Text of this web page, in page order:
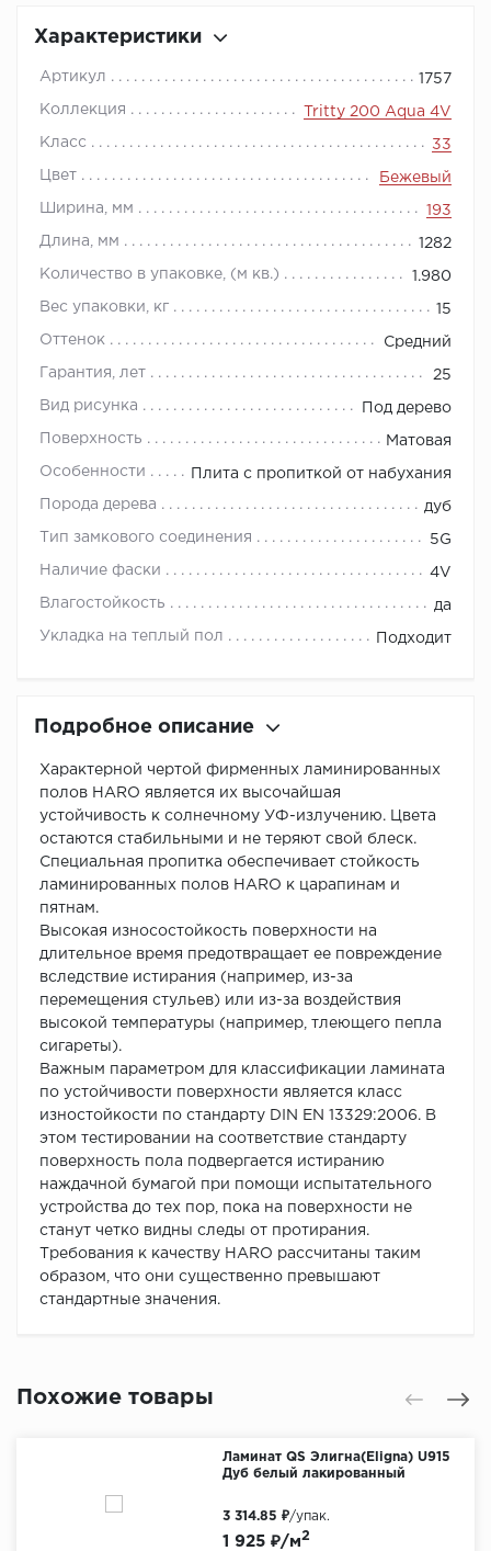
Характеристики
Артикул 1757
Коллекция Tritty 200 Aqua 4V
Класс 33
Цвет Бежевый
Ширина, мм 193
Длина, мм 1282
Количество в упаковке, (м кв.) 1.980
Вес упаковки, кг 15
Оттенок Средний
Гарантия, лет 25
Вид рисунка Под дерево
Поверхность Матовая
Особенности Плита с пропиткой от набухания
Порода дерева дуб
Тип замкового соединения 5G
Наличие фаски 4V
Влагостойкость да
Укладка на теплый пол Подходит
Подробное описание
Характерной чертой фирменных ламинированных
полов HARO является их высочайшая
устойчивость к солнечному УФ-излучению. Цвета
остаются стабильными и не теряют свой блеск.
Специальная пропитка обеспечивает стойкость
ламинированных полов HARO к царапинам и
пятнам.
Высокая износостойкость поверхности на
длительное время предотвращает ее повреждение
вследствие истирания (например, из-за
перемещения стульев) или из-за воздействия
высокой температуры (например, тлеющего пепла
сигареты).
Важным параметром для классификации ламината
по устойчивости поверхности является класс
изностойкости по стандарту DIN EN 13329:2006. В
этом тестировании на соответствие стандарту
поверхность пола подвергается истиранию
наждачной бумагой при помощи испытательного
устройства до тех пор, пока на поверхности не
станут четко видны следы от протирания.
Требования к качеству HARO рассчитаны таким
образом, что они существенно превышают
стандартные значения.
Похожие товары
Ламинат QS Элигна(Eligna) U915
Дуб белый лакированный
1 925 ₽/м2
3 314.85 ₽/упак.